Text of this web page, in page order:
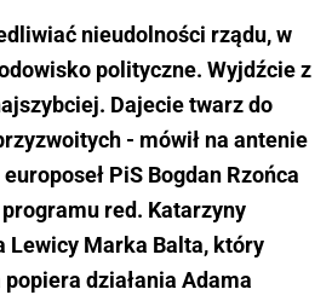
nieudolności rządu, w
polityczne. Wyjdźcie z
Dajecie twarz do
- mówił na antenie
PiS Bogdan Rzońca
red. Katarzyny
Lewicy Marka Balta, który
działania Adama